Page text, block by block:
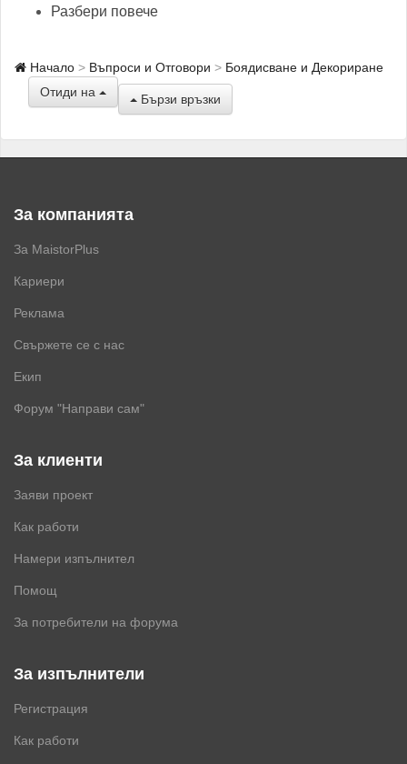
Разбери повече
Начало Въпроси и Отговори
Боядисване и Декориране
Отиди на
Бързи връзки
За компанията
За MaistorPlus
Кариери
Реклама
Свържете се с нас
Екип
Форум "Направи сам"
За клиенти
Заяви проект
Как работи
Намери изпълнител
Помощ
За потребители на форума
За изпълнители
Регистрация
Как работи